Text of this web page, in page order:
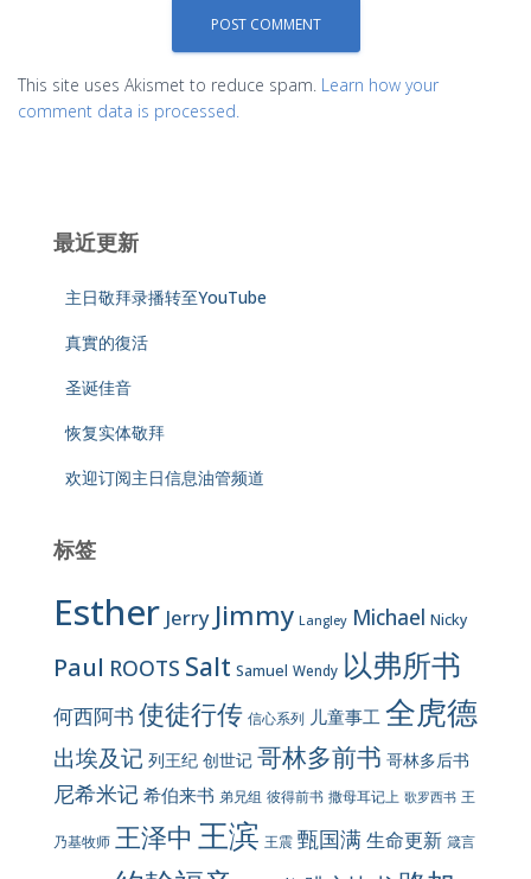
This site uses Akismet to reduce spam. Learn how your
comment data is processed.
最近更新
主日敬拜录播转至YouTube
真實的復活
圣诞佳音
恢复实体敬拜
欢迎订阅主日信息油管频道
标签
Esther Jerry Jimmy Langley Michael Nicky
Paul ROOTS Salt Samuel Wendy 以弗所书
何西阿书 使徒行传 信心系列 儿童事工 全虎德
出埃及记 列王纪 创世记 哥林多前书 哥林多后书
尼希米记 希伯来书 弟兄组 彼得前书 撒母耳记上 歌罗西书 王
乃基牧师 王泽中 王滨 王震 甄国满生命更新 箴言